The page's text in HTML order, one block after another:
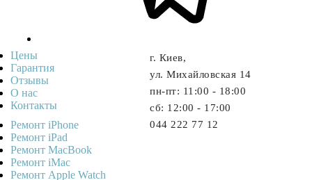
г. Киев,
ул. Михайловская 14
пн-пт: 11:00 - 18:00
cб: 12:00 - 17:00
044 222 77 12
Цены
Гарантия
Отзывы
О нас
Контакты
Ремонт iPhone
Ремонт iPad
Ремонт MacBook
Ремонт iMac
Ремонт Apple Watch